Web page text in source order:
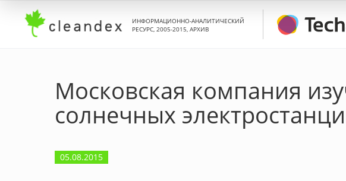
ИНФОРМАЦИОННО-АНАЛИТИЧЕСКИЙ
РЕСУРС, 2005-2015, АРХИВ
Московская компания
солнечных
05.08.2015